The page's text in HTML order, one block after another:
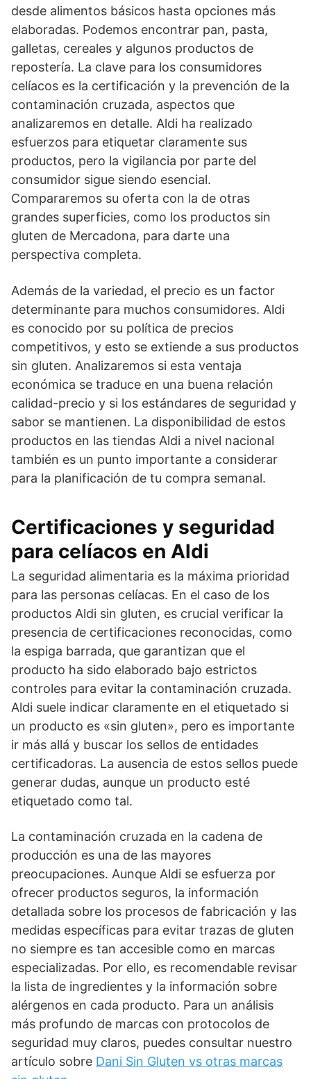
desde alimentos básicos hasta opciones más
elaboradas. Podemos encontrar pan, pasta,
galletas, cereales y algunos productos de
repostería. La clave para los consumidores
celíacos es la certificación y la prevención de la
contaminación cruzada, aspectos que
analizaremos en detalle. Aldi ha realizado
esfuerzos para etiquetar claramente sus
productos, pero la vigilancia por parte del
consumidor sigue siendo esencial.
Compararemos su oferta con la de otras
grandes superficies, como los productos sin
gluten de Mercadona, para darte una
perspectiva completa.
Además de la variedad, el precio es un factor
determinante para muchos consumidores. Aldi
es conocido por su política de precios
competitivos, y esto se extiende a sus productos
sin gluten. Analizaremos si esta ventaja
económica se traduce en una buena relación
calidad-precio y si los estándares de seguridad y
sabor se mantienen. La disponibilidad de estos
productos en las tiendas Aldi a nivel nacional
también es un punto importante a considerar
para la planificación de tu compra semanal.
Certificaciones y seguridad
para celíacos en Aldi
La seguridad alimentaria es la máxima prioridad
para las personas celíacas. En el caso de los
productos Aldi sin gluten, es crucial verificar la
presencia de certificaciones reconocidas, como
la espiga barrada, que garantizan que el
producto ha sido elaborado bajo estrictos
controles para evitar la contaminación cruzada.
Aldi suele indicar claramente en el etiquetado si
un producto es «sin gluten», pero es importante
ir más allá y buscar los sellos de entidades
certificadoras. La ausencia de estos sellos puede
generar dudas, aunque un producto esté
etiquetado como tal.
La contaminación cruzada en la cadena de
producción es una de las mayores
preocupaciones. Aunque Aldi se esfuerza por
ofrecer productos seguros, la información
detallada sobre los procesos de fabricación y las
medidas específicas para evitar trazas de gluten
no siempre es tan accesible como en marcas
especializadas. Por ello, es recomendable revisar
la lista de ingredientes y la información sobre
alérgenos en cada producto. Para un análisis
más profundo de marcas con protocolos de
seguridad muy claros, puedes consultar nuestro
artículo sobre Dani Sin Gluten vs otras marcas